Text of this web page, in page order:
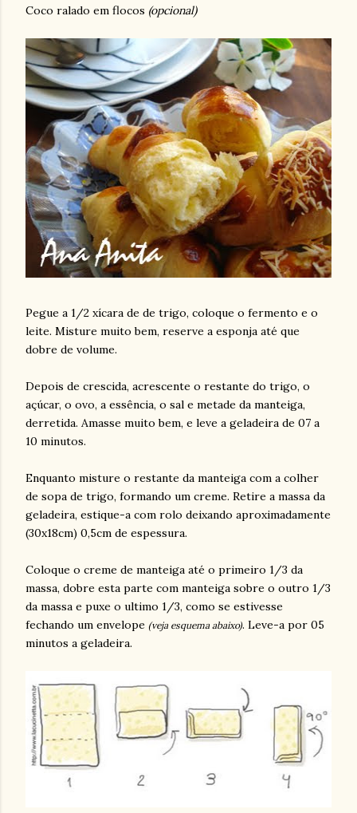
Coco ralado em flocos (opcional)
Pegue a 1/2 xícara de de trigo, coloque o fermento e o
leite. Misture muito bem, reserve a esponja até que
dobre de volume.
Depois de crescida, acrescente o restante do trigo, o
açúcar, o ovo, a essência, o sal e metade da manteiga,
derretida. Amasse muito bem, e leve a geladeira de 07 a
10 minutos.
Enquanto misture o restante da manteiga com a colher
de sopa de trigo, formando um creme. Retire a massa da
geladeira, estique-a com rolo deixando aproximadamente
(30x18cm) 0,5cm de espessura.
Coloque o creme de manteiga até o primeiro 1/3 da
massa, dobre esta parte com manteiga sobre o outro 1/3
da massa e puxe o ultimo 1/3, como se estivesse
fechando um envelope (veja esquema abaixo). Leve-a por 05
minutos a geladeira.